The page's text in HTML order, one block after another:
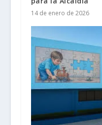
14 de enero de 2026